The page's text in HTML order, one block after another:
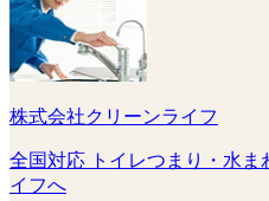
株式会社クリーンライフ
全国対応 トイレつまり・水ま
イフへ